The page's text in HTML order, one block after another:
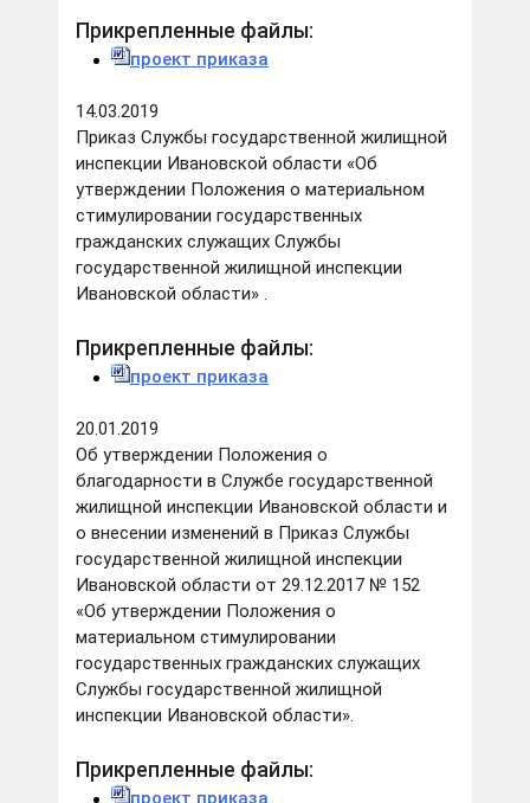
Прикрепленные файлы:
проект приказа
14.03.2019
Приказ Службы государственной жилищной
инспекции Ивановской области «Об
утверждении Положения о материальном
стимулировании государственных
гражданских служащих Службы
государственной жилищной инспекции
Ивановской области» .
Прикрепленные файлы:
проект приказа
20.01.2019
Об утверждении Положения о
благодарности в Службе государственной
жилищной инспекции Ивановской области и
о внесении изменений в Приказ Службы
государственной жилищной инспекции
Ивановской области от 29.12.2017 № 152
«Об утверждении Положения о
материальном стимулировании
государственных гражданских служащих
Службы государственной жилищной
инспекции Ивановской области».
Прикрепленные файлы:
проект приказа